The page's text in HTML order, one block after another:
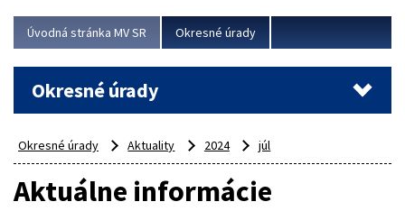
Viac
Úvodná stránka MV SR Okresné úrady
Okresné úrady
Okresné úrady Aktuality 2024 júl
Aktuálne informácie